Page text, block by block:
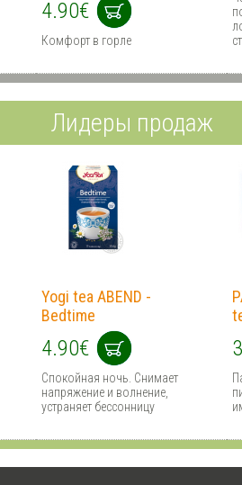
4.90€
Комфорт в горле
Лидеры продаж
Yogi tea ABEND -
Bedtime
4.90€
Спокойная ночь. Снимает
напряжение и волнение,
устраняет бессонницу